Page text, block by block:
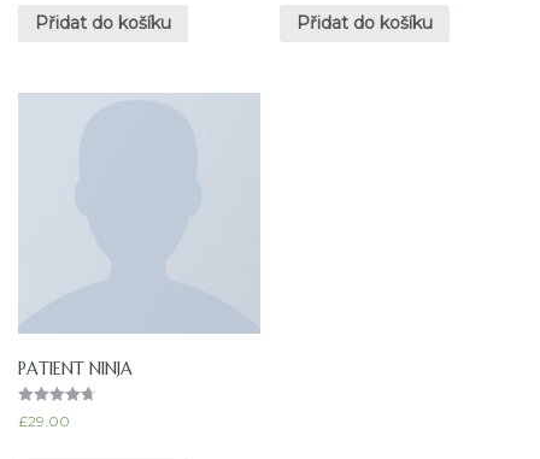
Přidat do košíku Přidat do košíku
PATIENT NINJA
Hodnocení
4.67
£29.00